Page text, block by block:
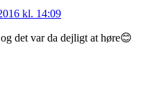
kl. 14:09
det var da dejligt at høre😊